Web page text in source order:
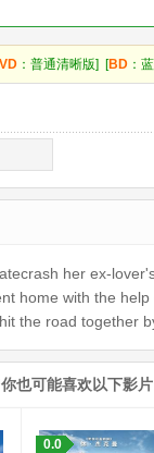
：普通清晰版] [BD ：
her ex-
home with the
the road together
也可能喜欢以下影片
0.0